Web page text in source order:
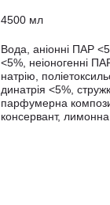
4500 мл
Вода, аніонні ПАР
<5%, неіоногенні
натрію,
динатрія <5%,
парфумерна
консервант,